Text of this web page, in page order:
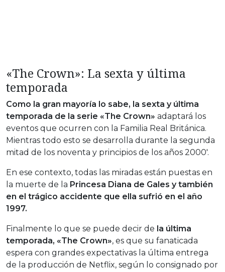
«The Crown»: La sexta y última
temporada
Como la gran mayoría lo sabe, la sexta y última
temporada de la serie «The Crown» adaptará los
eventos que ocurren con la Familia Real Británica.
Mientras todo esto se desarrolla durante la segunda
mitad de los noventa y principios de los años 2000′.
En ese contexto, todas las miradas están puestas en
la muerte de la Princesa Diana de Gales y también
en el trágico accidente que ella sufrió en el año
1997.
Finalmente lo que se puede decir de la última
temporada, «The Crown», es que su fanaticada
espera con grandes expectativas la última entrega
de la producción de Netflix, según lo consignado por